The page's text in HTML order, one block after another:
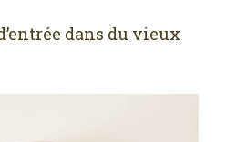
dans du vieux